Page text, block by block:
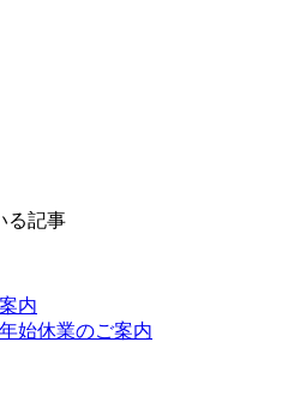
る記事
始休業のご案内